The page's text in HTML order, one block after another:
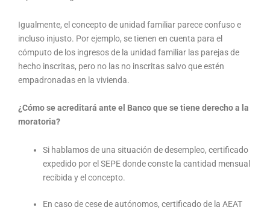
Igualmente, el concepto de unidad familiar parece confuso e
incluso injusto. Por ejemplo, se tienen en cuenta para el
cómputo de los ingresos de la unidad familiar las parejas de
hecho inscritas, pero no las no inscritas salvo que estén
empadronadas en la vivienda.
¿Cómo se acreditará ante el Banco que se tiene derecho a la
moratoria?
Si hablamos de una situación de desempleo, certificado
expedido por el SEPE donde conste la cantidad mensual
recibida y el concepto.
En caso de cese de autónomos, certificado de la AEAT